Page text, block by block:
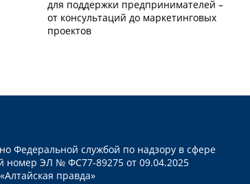
для поддержки предпринимателей –
от консультаций до маркетинговых
проектов
Федеральной службой по надзору в сфере
номер ЭЛ № ФС77-89275 от 09.04.2025
правда»